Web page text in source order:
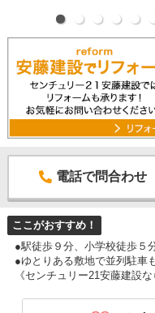
電話で問合わせ
ここがおすすめ！
●駅徒歩９分、小学校徒歩５
●ゆとりある敷地で並列駐車
《センチュリー21安藤建設